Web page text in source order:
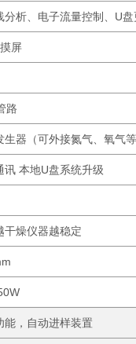
分析、电子流量控制、U盘
屏
路
生器（可外接氮气、氧气
讯 本地U盘系统升级
干燥仪器越稳定
能，自动进样装置